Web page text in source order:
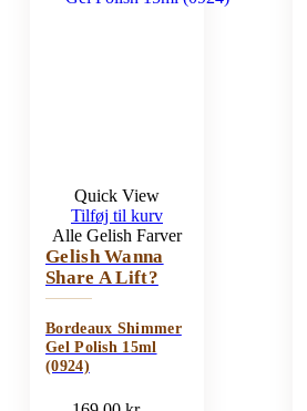
Quick View
Tilføj til kurv
Alle Gelish Farver
Gelish Wanna
Share A Lift?
Bordeaux Shimmer
Gel Polish 15ml
(0924)